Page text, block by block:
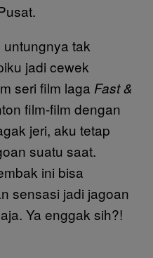
tak
jadi cewek
seri film laga Fast &
film-film dengan
jeri, aku tetap
suatu saat.
ini bisa
sensasi jadi jagoan
Ya enggak sih?!